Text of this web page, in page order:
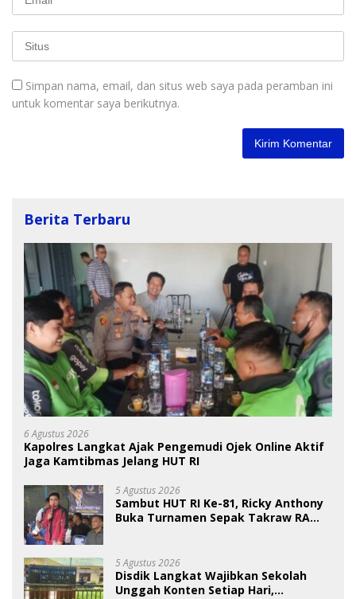
Simpan nama, email, dan situs web saya pada peramban ini
untuk komentar saya berikutnya.
Berita Terbaru
6 Agustus 2026
Kapolres Langkat Ajak Pengemudi Ojek Online Aktif
Jaga Kamtibmas Jelang HUT RI
5 Agustus 2026
Sambut HUT RI Ke-81, Ricky Anthony
Buka Turnamen Sepak Takraw RA
5 Agustus 2026
Disdik Langkat Wajibkan Sekolah
Unggah Konten Setiap Hari,